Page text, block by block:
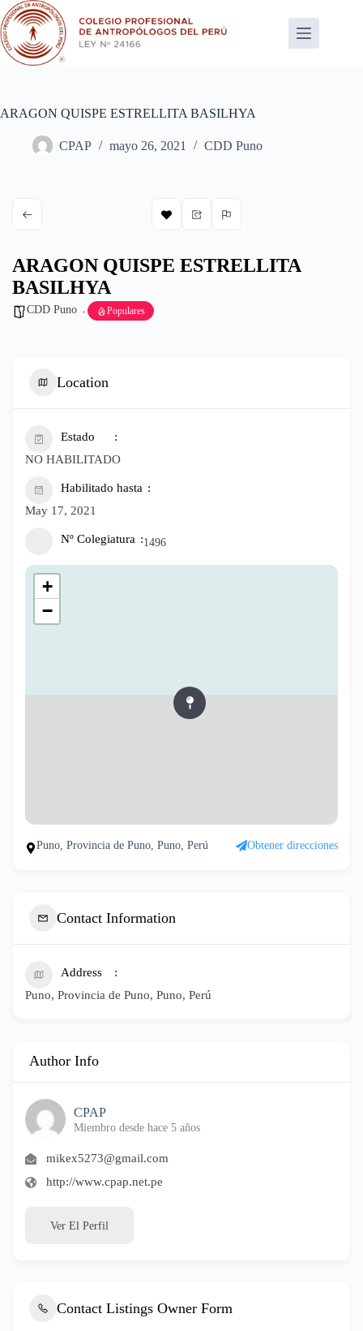
Saltar
al
contenido
ARAGON QUISPE ESTRELLITA BASILHYA
CPAP mayo 26, 2021 CDD Puno
ARAGON QUISPE ESTRELLITA
BASILHYA
CDD Puno Populares
Location
Estado
NO HABILITADO
Habilitado hasta
May 17, 2021
Nº Colegiatura 1496
+
−
Puno, Provincia de Puno, Puno, Perú Obtener direcciones
Contact Information
Address
Puno, Provincia de Puno, Puno, Perú
Author Info
CPAP
Miembro desde hace 5 años
mikex5273@gmail.com
http://www.cpap.net.pe
Ver El Perfil
Contact Listings Owner Form